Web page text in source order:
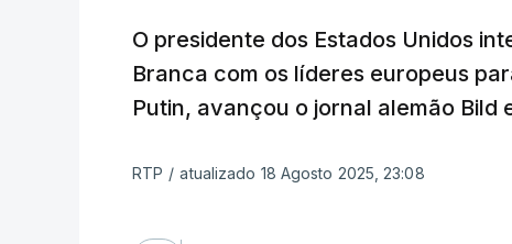
O presidente dos Estados Unidos
Branca com os líderes europeus
Putin, avançou o jornal alemão Bild
RTP / atualizado 18 Agosto 2025, 23:08